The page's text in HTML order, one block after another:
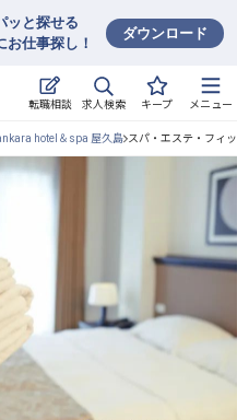
ッと探せる
お仕事探し！
ダウンロード
転職相談 求人検索 キープ メニュー
明会
いて
hotel＆spa 屋久島 スパ・エステ・フィ